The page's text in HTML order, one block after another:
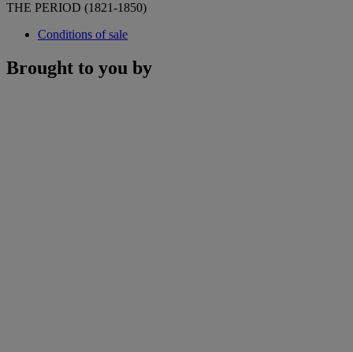
THE PERIOD (1821-1850)
Conditions of sale
Brought to you by